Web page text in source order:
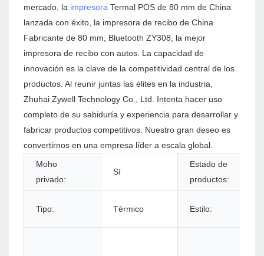
mercado, la impresora Termal POS de 80 mm de China
lanzada con éxito, la impresora de recibo de China
Fabricante de 80 mm, Bluetooth ZY308, la mejor
impresora de recibo con autos. La capacidad de
innovación es la clave de la competitividad central de los
productos. Al reunir juntas las élites en la industria,
Zhuhai Zywell Technology Co., Ltd. Intenta hacer uso
completo de su sabiduría y experiencia para desarrollar y
fabricar productos competitivos. Nuestro gran deseo es
convertirnos en una empresa líder a escala global.
Moho
privado:
Sí
Estado de
productos:
Tipo: Térmico Estilo: